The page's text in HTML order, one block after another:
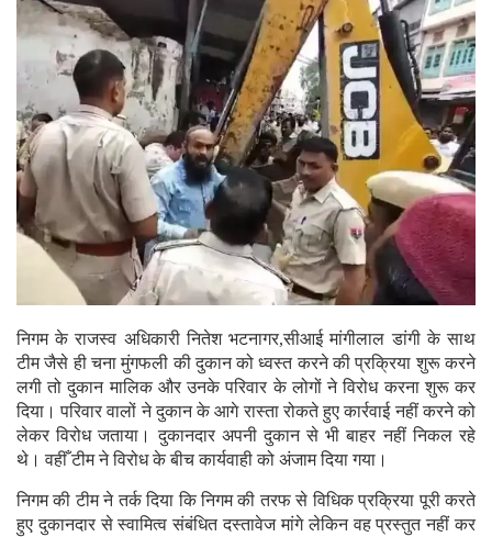
निगम के राजस्व अधिकारी नितेश भटनागर,सीआई मांगीलाल डांगी के साथ
टीम जैसे ही चना मुंगफली की दुकान को ध्वस्त करने की प्रक्रिया शुरू करने
लगी तो दुकान मालिक और उनके परिवार के लोगों ने विरोध करना शुरू कर
दिया। परिवार वालों ने दुकान के आगे रास्ता रोकते हुए कार्रवाई नहीं करने को
लेकर विरोध जताया। दुकानदार अपनी दुकान से भी बाहर नहीं निकल रहे
थे। वहीँ टीम ने विरोध के बीच कार्यवाही को अंजाम दिया गया।
निगम की टीम ने तर्क दिया कि निगम की तरफ से विधिक प्रक्रिया पूरी करते
हुए दुकानदार से स्वामित्व संबंधित दस्तावेज मांगे लेकिन वह प्रस्तुत नहीं कर